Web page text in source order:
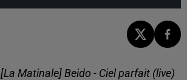
[La Matinale] Beido - Ciel parfait (live)